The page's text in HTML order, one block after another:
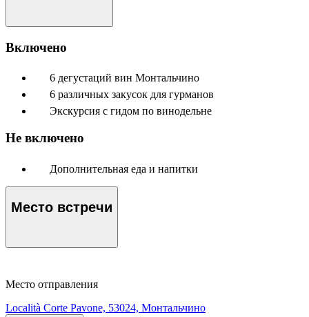
Включено
6 дегустаций вин Монтальчино
6 различных закусок для гурманов
Экскурсия с гидом по винодельне
Не включено
Дополнительная еда и напитки
Место встречи
Место отправления
Località Corte Pavone, 53024, Монтальчино